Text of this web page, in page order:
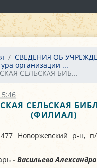
СВЕДЕНИЯ ОБ
организации ...
СЕЛЬСКАЯ БИБ...
СЕЛЬСКАЯ
(ФИЛИАЛ)
Новоржевский р-н,
- Васильева